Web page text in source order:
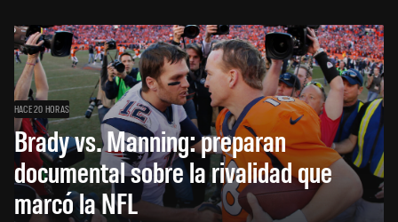
HACE 20 HORAS
Brady vs. Manning: preparan
documental sobre la rivalidad que
marcó la NFL